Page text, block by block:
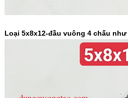
Loại 5x8x12-đầu vuông 4 chấu